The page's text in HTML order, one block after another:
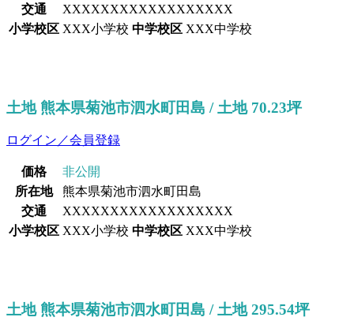
交通
XXXXXXXXXXXXXXXXXX
小学校区 XXX小学校 中学校区 XXX中学校
土地 熊本県菊池市泗水町田島 / 土地 70.23坪
ログイン／会員登録
価格
非公開
所在地
熊本県菊池市泗水町田島
交通
XXXXXXXXXXXXXXXXXX
小学校区 XXX小学校 中学校区 XXX中学校
土地 熊本県菊池市泗水町田島 / 土地 295.54坪